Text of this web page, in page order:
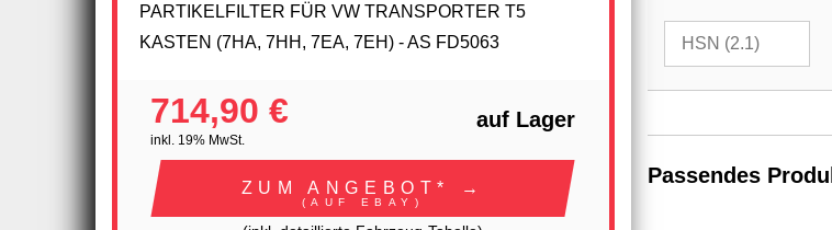
PARTIKELFILTER FÜR VW TRANSPORTER T5
KASTEN (7HA, 7HH, 7EA, 7EH) - AS FD5063
714,90 €
inkl. 19% MwSt.
auf Lager
ZUM ANGEBOT* →
(AUF EBAY)
Passendes